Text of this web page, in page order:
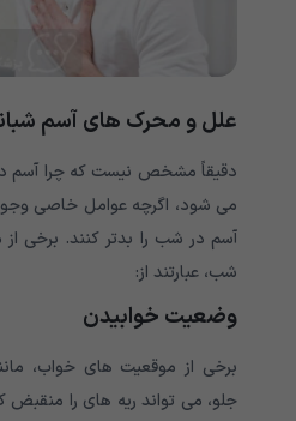
علل و محرک های آسم
دقیقاً مشخص نیست که چرا آسم
می شود، اگرچه عوامل خاصی
آسم در شب را بدتر کنند. برخی
شب، عبارتند از:
وضعیت خوابیدن
برخی از موقعیت های خواب،
جلو، می تواند ریه های را منقبض